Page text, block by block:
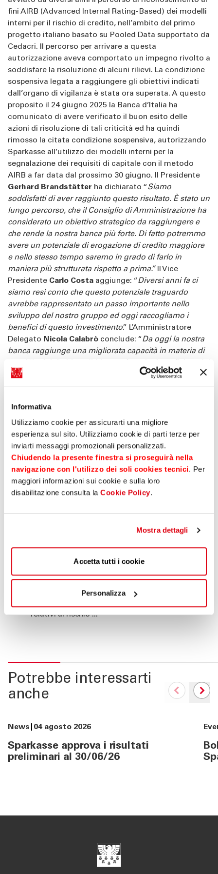
Informativa
Utilizziamo cookie per assicurarti una migliore
esperienza sul sito. Utilizziamo cookie di parti terze per
inviarti messaggi promozionali personalizzati.
Chiudendo la presente finestra si proseguirà nella
navigazione con l'utilizzo dei soli cookies tecnici. Per
maggiori informazioni sui cookie e sulla loro
disabilitazione consulta la Cookie Policy.
Mostra dettagli
Accetta tutti i cookie
Personalizza
fini AIRB (Advanced Internal Rating-Based) dei modelli
interni per il rischio di credito, nell’ambito del primo
progetto italiano basato su Pooled Data supportato da
Cedacri. Il percorso per arrivare a questa
autorizzazione aveva comportato un impegno rivolto a
soddisfare la risoluzione di alcuni rilievi. La condizione
sospensiva legata a raggiungere gli obiettivi indicati
dall’organo di vigilanza è stata ora superata. A questo
proposito il 24 giugno 2025 la Banca d’Italia ha
comunicato di avere verificato il buon esito delle
azioni di risoluzione di tali criticità ed ha quindi
rimosso la citata condizione sospensiva, autorizzando
Sparkasse all’utilizzo dei modelli interni per la
segnalazione dei requisiti di capitale con il metodo
AIRB a far data dal prossimo 30 giugno. Il Presidente
Gerhard Brandstätter ha dichiarato “Siamo
soddisfatti di aver raggiunto questo risultato. È stato un
lungo percorso, che il Consiglio di Amministrazione ha
considerato un obiettivo strategico da raggiungere e
che rende la nostra banca più forte. Di fatto potremmo
avere un potenziale di erogazione di credito maggiore
e nello stesso tempo saremo in grado di farlo in
maniera più strutturata rispetto a prima.” Il Vice
Presidente Carlo Costa aggiunge: “Diversi anni fa ci
siamo resi conto che questo potenziale traguardo
avrebbe rappresentato un passo importante nello
sviluppo del nostro gruppo ed oggi raccogliamo i
benefici di questo investimento.” L’Amministratore
Delegato Nicola Calabrò conclude: “Da oggi la nostra
banca raggiunge una migliorata capacità in materia di
miglioramento dei coefficienti patrimoniali conseguenti
dall’adozione dei nuovi modelli di rating. Questo si
guadagna raggiungendo il livello tipico delle banche di
maggiori dimensioni. Un grande ringraziamento va a
tutti i collaboratori che si sono impegnati per questo
importante traguardo.”
News
Download
Comunicato stampa #Banca d´Italia
autorizza l’adozione dei modelli interni per
relativi al rischio ...
Potrebbe interessarti
anche
News 04 agosto 2026
Sparkasse approva i risultati
preliminari al 30/06/26